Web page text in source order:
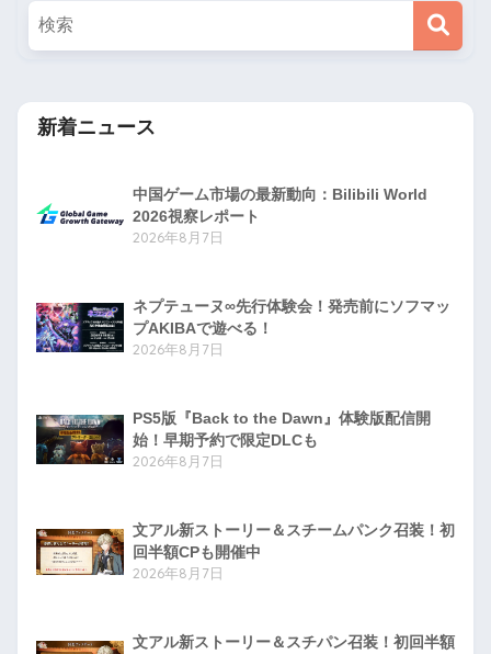
新着ニュース
中国ゲーム市場の最新動向：Bilibili World
2026視察レポート
2026年8月7日
ネプテューヌ∞先行体験会！発売前にソフマッ
プAKIBAで遊べる！
2026年8月7日
PS5版『Back to the Dawn』体験版配信開
始！早期予約で限定DLCも
2026年8月7日
文アル新ストーリー＆スチームパンク召装！初
回半額CPも開催中
2026年8月7日
文アル新ストーリー＆スチパン召装！初回半額